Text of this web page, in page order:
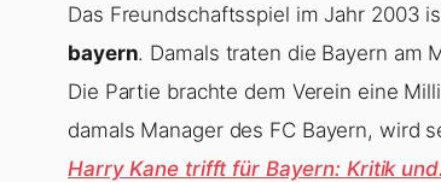
Das Freundschaftsspiel im Jahr 2003
bayern. Damals traten die Bayern am
Die Partie brachte dem Verein eine
damals Manager des FC Bayern, wird
Harry Kane trifft für Bayern: Kritik